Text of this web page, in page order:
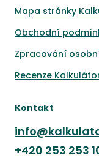
Mapa stránky
Obchodní
Zpracování
Recenze
Kontakt
+420 253 253